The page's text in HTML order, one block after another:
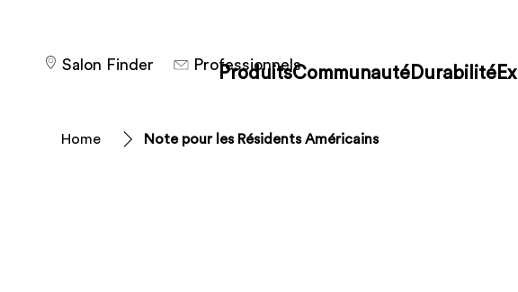
ProduitsCommunautéDurabilité
Salon Finder Professionnels
Home Note pour les Résidents Américains